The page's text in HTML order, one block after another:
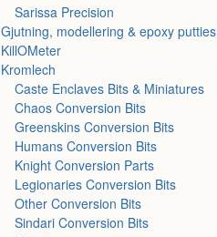
Sarissa Precision
Gjutning, modellering & epoxy putties
KillOMeter
Kromlech
Caste Enclaves Bits & Miniatures
Chaos Conversion Bits
Greenskins Conversion Bits
Humans Conversion Bits
Knight Conversion Parts
Legionaries Conversion Bits
Other Conversion Bits
Sindari Conversion Bits